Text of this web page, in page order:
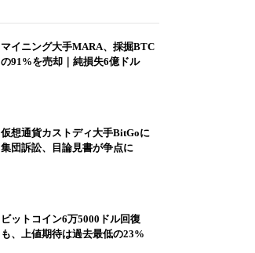
マイニング大手MARA、採掘BTC
の91%を売却｜純損失6億ドル
仮想通貨カストディ大手BitGoに
集団訴訟、目論見書が争点に
ビットコイン6万5000ドル回復
も、上値期待は過去最低の23%